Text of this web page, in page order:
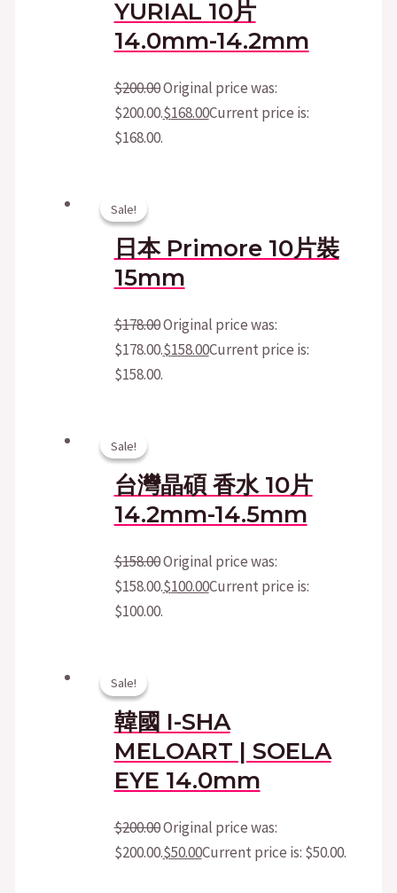
YURIAL 10片
14.0mm-14.2mm
$200.00Original price was:
$200.00.$168.00Current price is:
$168.00.
Sale!
Sale!
日本 Primore 10片裝
15mm
$178.00Original price was:
$178.00.$158.00Current price is:
$158.00.
Sale!
Sale!
台灣晶碩 香水 10片
14.2mm-14.5mm
$158.00Original price was:
$158.00.$100.00Current price is:
$100.00.
Sale!
Sale!
韓國 I-SHA
MELOART | SOELA
EYE 14.0mm
$200.00Original price was:
$200.00.$50.00Current price is: $50.00.